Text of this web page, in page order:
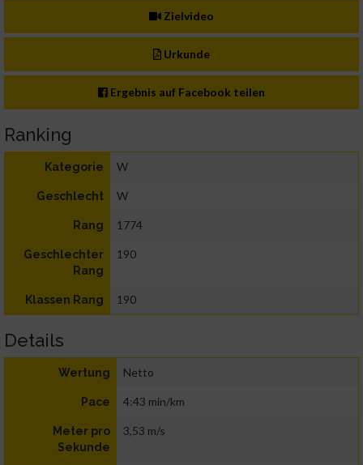
Zielvideo
Urkunde
Ergebnis auf Facebook teilen
Ranking
Kategorie W
Geschlecht W
Rang 1774
Geschlechter
Rang
190
Klassen Rang 190
Details
Wertung Netto
Pace 4:43 min/km
Meter pro
Sekunde
3,53 m/s